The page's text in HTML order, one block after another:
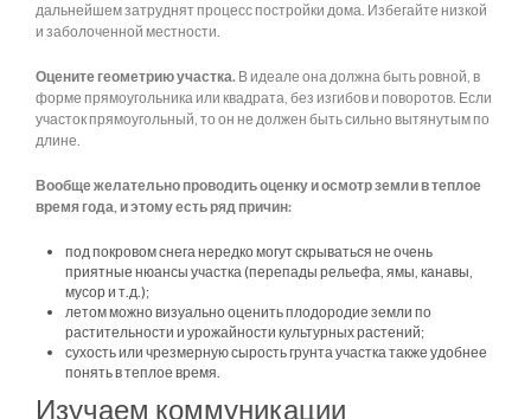
дальнейшем затруднят процесс постройки дома. Избегайте низкой
и заболоченной местности.
Оцените геометрию участка. В идеале она должна быть ровной, в
форме прямоугольника или квадрата, без изгибов и поворотов. Если
участок прямоугольный, то он не должен быть сильно вытянутым по
длине.
Вообще желательно проводить оценку и осмотр земли в теплое
время года, и этому есть ряд причин:
под покровом снега нередко могут скрываться не очень
приятные нюансы участка (перепады рельефа, ямы, канавы,
мусор и т.д.);
летом можно визуально оценить плодородие земли по
растительности и урожайности культурных растений;
сухость или чрезмерную сырость грунта участка также удобнее
понять в теплое время.
Изучаем коммуникации